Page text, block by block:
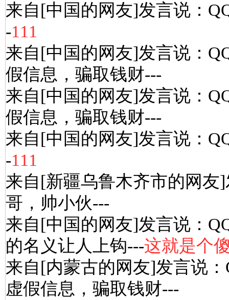
来自[中国的网友]发言说：
-111
来自[中国的网友]发言说：
假信息，骗取钱财---
来自[中国的网友]发言说：
假信息，骗取钱财---
来自[中国的网友]发言说：
-111
来自[新疆乌鲁木齐市的网友
哥，帅小伙---
来自[中国的网友]发言说：
的名义让人上钩---这就是个
来自[内蒙古的网友]发言说
虚假信息，骗取钱财---